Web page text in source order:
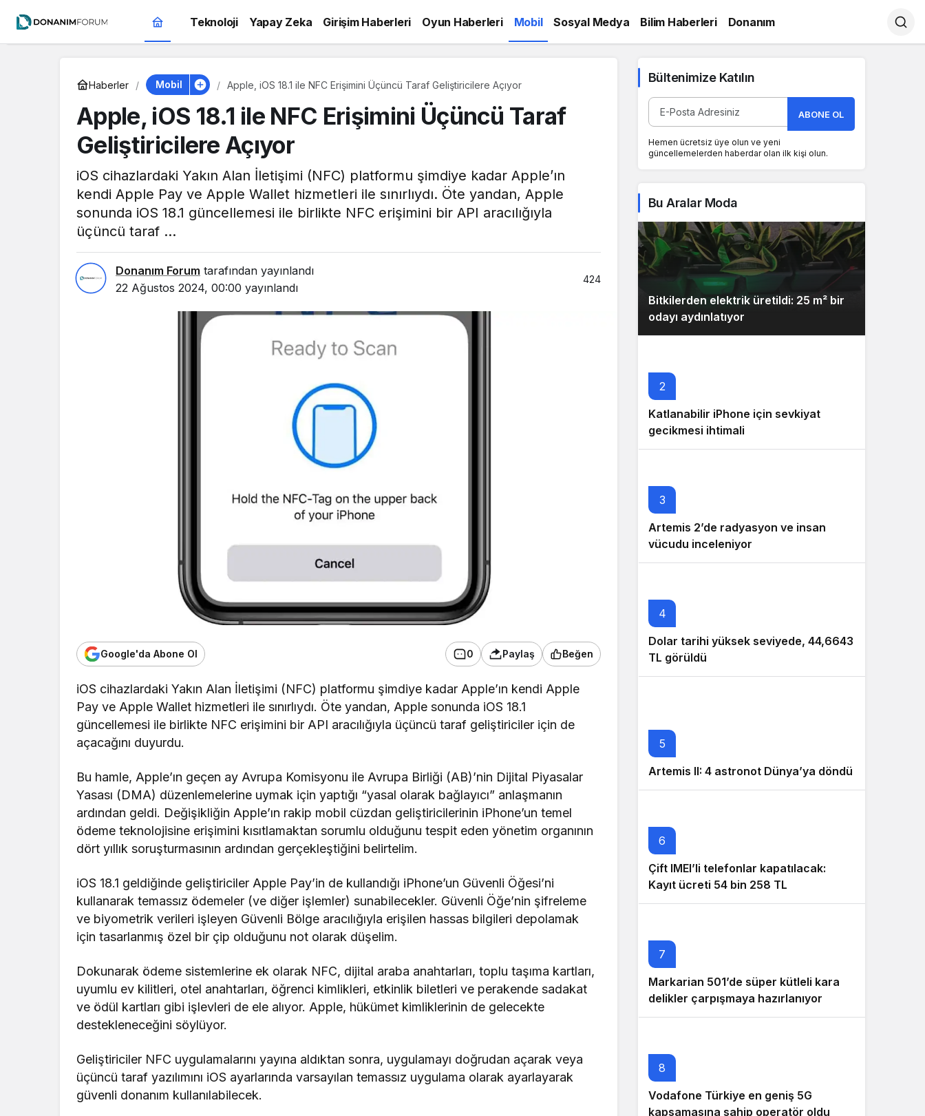
Teknoloji Yapay Zeka Girişim Haberleri Oyun Haberleri Mobil Sosyal Medya Bilim Haberleri Donanım
Haberler Mobil Apple, iOS 18.1 ile NFC Erişimini Üçüncü Taraf Geliştiricilere Açıyor
Apple, iOS 18.1 ile NFC Erişimini Üçüncü Taraf
Geliştiricilere Açıyor
iOS cihazlardaki Yakın Alan İletişimi (NFC) platformu şimdiye kadar Apple’ın
kendi Apple Pay ve Apple Wallet hizmetleri ile sınırlıydı. Öte yandan, Apple
sonunda iOS 18.1 güncellemesi ile birlikte NFC erişimini bir API aracılığıyla
üçüncü taraf ...
Donanım Forum tarafından yayınlandı
22 Ağustos 2024, 00:00 yayınlandı
424
Google'da Abone Ol 0 Paylaş Beğen
iOS cihazlardaki Yakın Alan İletişimi (NFC) platformu şimdiye kadar Apple’ın kendi Apple
Pay ve Apple Wallet hizmetleri ile sınırlıydı. Öte yandan, Apple sonunda iOS 18.1
güncellemesi ile birlikte NFC erişimini bir API aracılığıyla üçüncü taraf geliştiriciler için de
açacağını duyurdu.
Bu hamle, Apple’ın geçen ay Avrupa Komisyonu ile Avrupa Birliği (AB)’nin Dijital Piyasalar
Yasası (DMA) düzenlemelerine uymak için yaptığı “yasal olarak bağlayıcı” anlaşmanın
ardından geldi. Değişikliğin Apple’ın rakip mobil cüzdan geliştiricilerinin iPhone’un temel
ödeme teknolojisine erişimini kısıtlamaktan sorumlu olduğunu tespit eden yönetim organının
dört yıllık soruşturmasının ardından gerçekleştiğini belirtelim.
iOS 18.1 geldiğinde geliştiriciler Apple Pay’in de kullandığı iPhone’un Güvenli Öğesi’ni
kullanarak temassız ödemeler (ve diğer işlemler) sunabilecekler. Güvenli Öğe’nin şifreleme
ve biyometrik verileri işleyen Güvenli Bölge aracılığıyla erişilen hassas bilgileri depolamak
için tasarlanmış özel bir çip olduğunu not olarak düşelim.
Dokunarak ödeme sistemlerine ek olarak NFC, dijital araba anahtarları, toplu taşıma kartları,
uyumlu ev kilitleri, otel anahtarları, öğrenci kimlikleri, etkinlik biletleri ve perakende sadakat
ve ödül kartları gibi işlevleri de ele alıyor. Apple, hükümet kimliklerinin de gelecekte
destekleneceğini söylüyor.
Geliştiriciler NFC uygulamalarını yayına aldıktan sonra, uygulamayı doğrudan açarak veya
üçüncü taraf yazılımını iOS ayarlarında varsayılan temassız uygulama olarak ayarlayarak
güvenli donanım kullanılabilecek.
Bültenimize Katılın
ABONE OL
Hemen ücretsiz üye olun ve yeni
güncellemelerden haberdar olan ilk kişi olun.
Bu Aralar Moda
Bitkilerden elektrik üretildi: 25 m² bir
odayı aydınlatıyor
2
Katlanabilir iPhone için sevkiyat
gecikmesi ihtimali
3
Artemis 2’de radyasyon ve insan
vücudu inceleniyor
4
Dolar tarihi yüksek seviyede, 44,6643
TL görüldü
5
Artemis II: 4 astronot Dünya’ya döndü
6
Çift IMEI’li telefonlar kapatılacak:
Kayıt ücreti 54 bin 258 TL
7
Markarian 501’de süper kütleli kara
delikler çarpışmaya hazırlanıyor
8
Vodafone Türkiye en geniş 5G
kapsamasına sahip operatör oldu